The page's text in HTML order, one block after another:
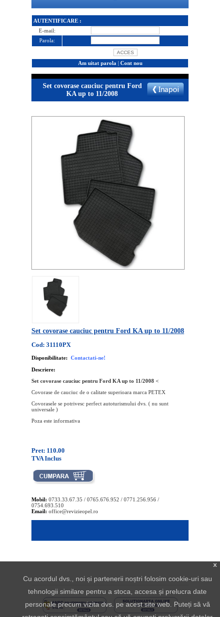
AUTENTIFICARE :
E-mail:
Parola:
Am uitat parola | Cont nou
Set covorase cauciuc pentru Ford
KA up to 11/2008
Set covorase cauciuc pentru Ford KA up to 11/2008
Cod: 31110PX
Disponibilitate: Contactati-ne!
Descriere:
Set covorase cauciuc pentru Ford KA up to 11/2008 <
Covorase de cauciuc de o calitate superioara marca PETEX
Covorasele se potrivesc perfect autoturismului dvs. ( nu sunt
universale )
Poza este informativa
Pret: 110.00
TVA Inclus
Mobil: 0733.33.67.35 / 0765.676.952 / 0771.256.956 /
0754.693.510
Email: office@revizieopel.ro
x
Cu acordul dvs., noi și partenerii noștri folosim cookie-uri sau
tehnologii similare pentru a stoca, accesa și prelucra date
personale precum vizita dvs. pe acest site web. Puteți să vă